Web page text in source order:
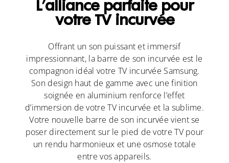
L’alliance parfaite pour
votre TV incurvée
Offrant un son puissant et immersif
impressionnant, la barre de son incurvée est le
compagnon idéal votre TV incurvée Samsung.
Son design haut de gamme avec une finition
soignée en aluminium renforce l’effet
d’immersion de votre TV incurvée et la sublime.
Votre nouvelle barre de son incurvée vient se
poser directement sur le pied de votre TV pour
un rendu harmonieux et une osmose totale
entre vos appareils.